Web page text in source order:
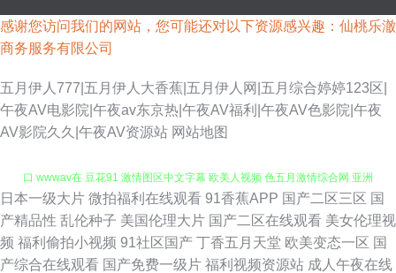
感谢您访问我们的网站，您可能还对以下资源感兴趣：仙桃乐澈
商务服务有限公司
五月伊人777|五月伊人大香蕉|五月伊人网|五月综合婷婷123区|
午夜AV电影院|午夜av东京热|午夜AV福利|午夜AV色影院|午夜
AV影院久久|午夜AV资源站 网站地图
欧美色资源 97色伦影院 日本操逼福利在线 香蕉导航 69欧美 91网站免费入
口 wwwav在 豆花91 激情图区中文字幕 欧美人视频 色五月激情综合网 亚洲
日本一级大片 微拍福利在线观看 91香蕉APP 国产二区三区 国
产精品性 乱伦种子 美国伦理大片 国产二区在线观看 美女伦理视
频 福利偷拍小视频 91社区国产 丁香五月天堂 欧美变态一区 国
产综合在线观看 国产免费一级片 福利视频资源站 成人午夜在线